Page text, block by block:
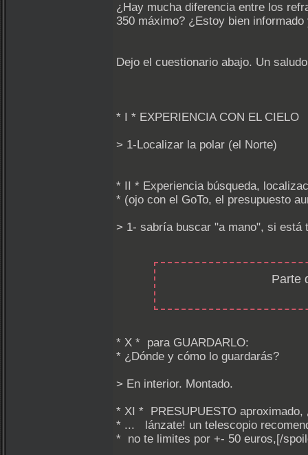
¿Hay mucha diferencia entre los
350 máximo? ¿Estoy bien
Dejo el cuestionario abajo. Un
* I * EXPERIENCIA CON EL CIELO
> 1-Localizar la polar (el Norte)
* II * Experiencia búsqueda,
* (ojo con el GoTo, el presupuesto
> 1- sabría buscar "a mano", si está
Parte
* X * para GUARDARLO:
* ¿Dónde y cómo lo guardarás?
> En interior. Montado.
* XI * PRESUPUESTO aproximado,
* ... lánzate! un telescopio
* no te limites por +- 50 euros,[/